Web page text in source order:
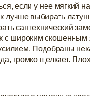
если у нее мягкий
лучше выбирать
сантехнический
с широким скошенным
Подобраны
громко щелкает.